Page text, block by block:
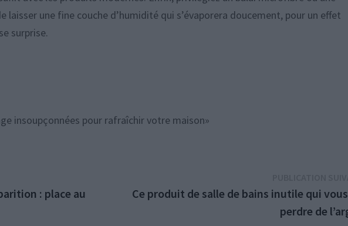
laisser une fine couche d’humidité qui s’évaporera doucement, pour un effet
surprise.
insoupçonnées pour rafraîchir votre maison»
:
: place au
Ce produit de salle de bains inutile qui
perdre de